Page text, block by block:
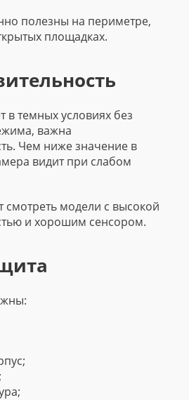
полезны на периметре,
площадках.
в темных условиях без
важна
Чем ниже значение в
видит при слабом
смотреть модели с высокой
и хорошим сенсором.